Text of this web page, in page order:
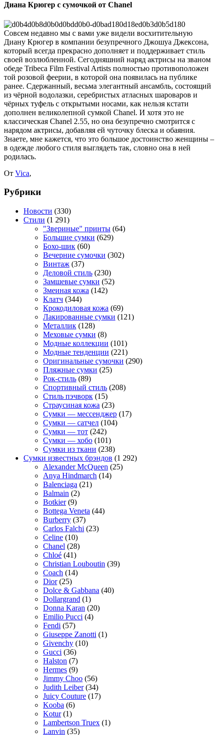
Диана Крюгер с сумочкой от Chanel
Совсем недавно мы с вами уже видели восхитительную
Диану Крюгер в компании безупречного Джошуа Джексона,
который всегда прекрасно дополняет и поддерживает стиль
своей возлюбленной. Сегодняшний наряд актрисы на званом
обеде Tribeca Film Festival Artists полностью противоположен
той розовой феерии, в которой она появилась на публике
ранее. Сдержанный, весьма элегантный ансамбль, состоящий
из чёрной водолазки, серебристых атласных шароваров и
чёрных туфель с открытыми носами, как нельзя кстати
дополнен великолепной сумкой Chanel. И хотя это не
классическая Chanel 2.55, но она безупречно смотрится с
нарядом актрисы, добавляя ей чуточку блеска и обаяния.
Знаете, мне кажется, что это большое достоинство женщины –
в одежде любого стиля выглядеть так, словно она в ней
родилась.
От Vica,
Рубрики
Новости (330)
Стили (1 291)
"Звериные" принты (64)
Большие сумки (629)
Бохо-шик (60)
Вечерние сумочки (302)
Винтаж (37)
Деловой стиль (230)
Замшевые сумки (52)
Змеиная кожа (142)
Клатч (344)
Крокодиловая кожа (69)
Лакированные сумки (121)
Металлик (128)
Меховые сумки (8)
Модные коллекции (101)
Модные тенденции (221)
Оригинальные сумочки (290)
Пляжные сумки (25)
Рок-стиль (89)
Спортивный стиль (208)
Стиль пэчворк (15)
Страусиная кожа (23)
Сумки — мессенджер (17)
Сумки — сатчел (104)
Сумки — тот (242)
Сумки — хобо (101)
Сумки из ткани (238)
Сумки известных брэндов (1 292)
Alexander McQueen (25)
Anya Hindmarch (14)
Balenciaga (21)
Balmain (2)
Botkier(9)
Bottega Veneta (44)
Burberry (37)
Carlos Falchi (23)
Celine (10)
Chanel (28)
Chloé (41)
Christian Louboutin (39)
Coach (14)
Dior(25)
Dolce & Gabbana (40)
Dollargrand (1)
Donna Karan (20)
Emilio Pucci (4)
Fendi (57)
Giuseppe Zanotti (1)
Givenchy (10)
Gucci (36)
Halston (7)
Hermes (9)
Jimmy Choo (56)
Judith Leiber(34)
Juicy Couture (17)
Kooba (6)
Kotur(1)
Lambertson Truex (1)
Lanvin (35)